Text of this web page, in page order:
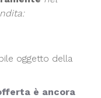
oggetto della
è ancora